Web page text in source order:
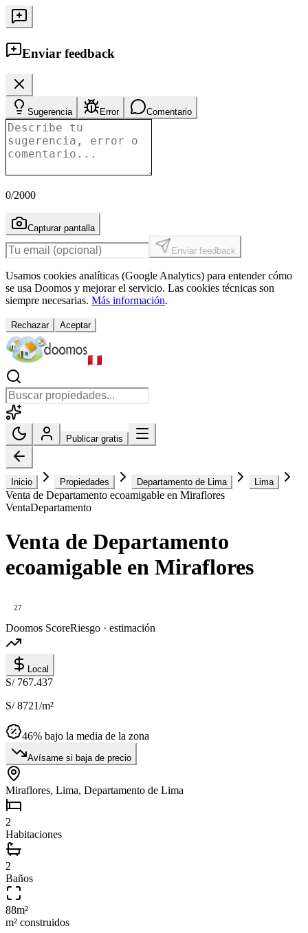
Enviar feedback
Sugerencia Error Comentario
0/2000
Capturar pantalla
Enviar feedback
Usamos cookies analíticas (Google Analytics) para entender cómo
se usa Doomos y mejorar el servicio. Las cookies técnicas son
siempre necesarias. Más información.
Rechazar Aceptar
Publicar gratis
Inicio Propiedades Departamento de Lima Lima
Venta de Departamento ecoamigable en Miraflores
VentaDepartamento
Venta de Departamento
ecoamigable en Miraflores
27
Doomos ScoreRiesgo · estimación
Local
S/ 767.437
S/ 8721/m²
46% bajo la media de la zona
Avísame si baja de precio
Miraflores, Lima, Departamento de Lima
2
Habitaciones
2
Baños
88m²
m² construidos